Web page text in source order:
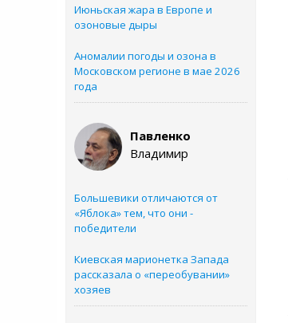
Июньская жара в Европе и
озоновые дыры
Аномалии погоды и озона в
Московском регионе в мае 2026
года
Павленко
Владимир
Большевики отличаются от
«Яблока» тем, что они -
победители
Киевская марионетка Запада
рассказала о «переобувании»
хозяев